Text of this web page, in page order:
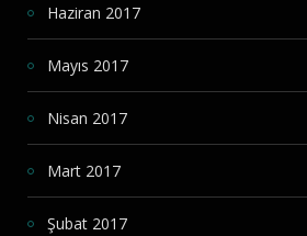
Haziran 2017
Mayıs 2017
Nisan 2017
Mart 2017
Şubat 2017